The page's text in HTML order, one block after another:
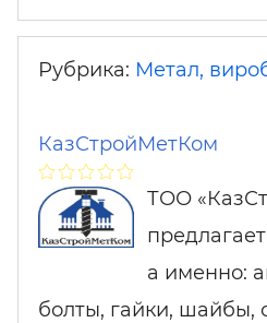
Рубрика: Метал,
КазСтройМетКом
ТОО
а именно:
болты, гайки, шайбы,